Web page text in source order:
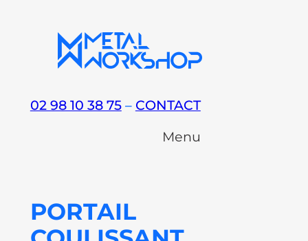
contenu
02 98 10 38 75– CONTACT
Menu
PORTAIL